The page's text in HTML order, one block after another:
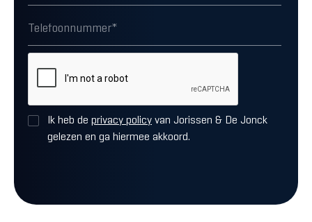
Ik heb de privacy policy van Jorissen & De Jonck
gelezen en ga hiermee akkoord.